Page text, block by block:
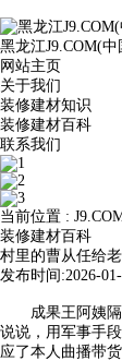
黑龙江J9.COM(
网站主页
关于我们
装修建材知识
装修建材百科
联系我们
当前位置 :
装修建材百科
村里的曹从任给
发布时间:2026-
成果王阿姨隔两
说说，用军事手
应了本人曲播带